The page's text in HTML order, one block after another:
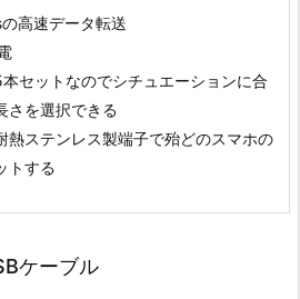
高速データ転送
セットなのでシチュエーションに合
さを選択できる
熱ステンレス製端子で殆どのスマホの
トする
ケーブル